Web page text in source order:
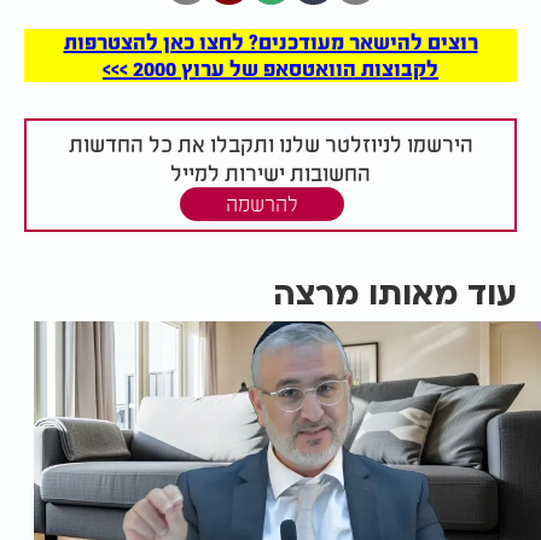
רוצים להישאר מעודכנים? לחצו כאן להצטרפות
לקבוצות הוואטסאפ של ערוץ 2000 >>>
הירשמו לניוזלטר שלנו ותקבלו את כל החדשות
החשובות ישירות למייל
להרשמה
עוד מאותו מרצה